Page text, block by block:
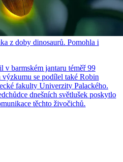
z doby dinosaurů. Pomohla i
barmském jantaru téměř 99
se podílel také Robin
fakulty Univerzity Palackého.
dnešních světlušek poskytlo
těchto živočichů.